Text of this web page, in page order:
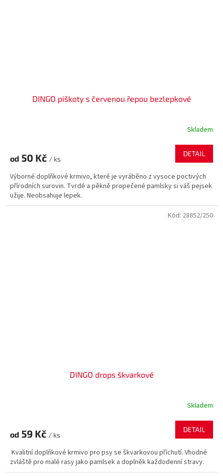
DINGO piškoty s červenou řepou bezlepkové
Skladem
od 50 Kč / ks
DETAIL
Výborné doplňkové krmivo, které je vyráběno z vysoce poctivých
přírodních surovin. Tvrdé a pěkně propečené pamlsky si váš pejsek
užije. Neobsahuje lepek.
DINGO drops škvarkové
Skladem
od 59 Kč / ks
DETAIL
Kvalitní doplňkové krmivo pro psy se škvarkovou příchutí. Vhodné
zvláště pro malé rasy jako pamlsek a doplněk každodenní stravy.
Kód: 28852/250